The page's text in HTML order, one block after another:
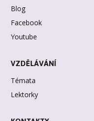
Blog
Facebook
Youtube
VZDĚLÁVÁNÍ
Témata
Lektorky